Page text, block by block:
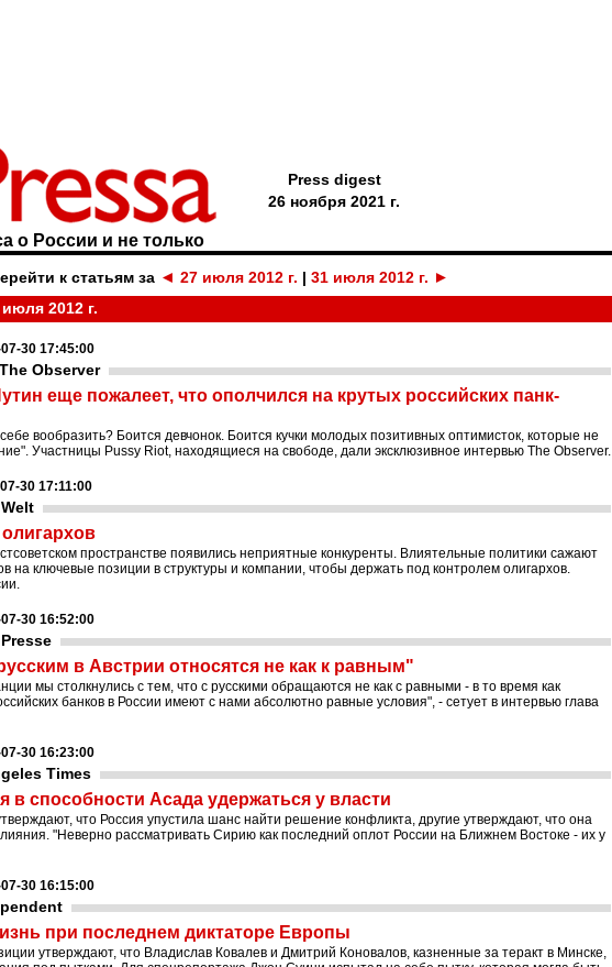
о России и не только
Press digest
26 ноября 2021 г.
к статьям за ◄ 27 июля 2012 г. | 31 июля 2012 г. ►
2012 г.
30 17:45:00
Observer
еще пожалеет, что ополчился на крутых российских панк-
вообразить? Боится девчонок. Боится кучки молодых позитивных оптимисток, которые не
Участницы Pussy Riot, находящиеся на свободе, дали эксклюзивное интервью The Observer.
30 17:11:00
пространстве появились неприятные конкуренты. Влиятельные политики сажают
на ключевые позиции в структуры и компании, чтобы держать под контролем олигархов.
30 16:52:00
в Австрии относятся не как к равным"
мы столкнулись с тем, что с русскими обращаются не как с равными - в то время как
банков в России имеют с нами абсолютно равные условия", - сетует в интервью глава
30 16:23:00
Times
в способности Асада удержаться у власти
что Россия упустила шанс найти решение конфликта, другие утверждают, что она
"Неверно рассматривать Сирию как последний оплот России на Ближнем Востоке - их у
30 16:15:00
при последнем диктаторе Европы
утверждают, что Владислав Ковалев и Дмитрий Коновалов, казненные за теракт в Минске,